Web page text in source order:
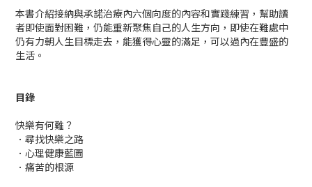
本書介紹接納與承諾治療內六個向度的內容和實踐練習，幫助讀
者即使面對困難，仍能重新聚焦自己的人生方向，即使在難處中
仍有力朝人生目標走去，能獲得心靈的滿足，可以過內在豐盛的
生活。
目錄
快樂有何難？
．尋找快樂之路
．心理健康藍圖
．痛苦的根源